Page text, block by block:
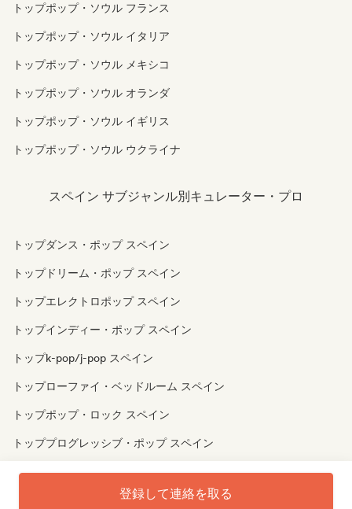
トップポップ・ソウル フランス
トップポップ・ソウル イタリア
トップポップ・ソウル メキシコ
トップポップ・ソウル オランダ
トップポップ・ソウル イギリス
トップポップ・ソウル ウクライナ
スペイン サブジャンル別キュレーター・プロ
トップダンス・ポップ スペイン
トップドリーム・ポップ スペイン
トップエレクトロポップ スペイン
トップインディー・ポップ スペイン
トップk-pop/j-pop スペイン
トップローファイ・ベッドルーム スペイン
トップポップ・ロック スペイン
トッププログレッシブ・ポップ スペイン
トップサイケデリック・ポップ スペイン
トップシンセポップ スペイン登録して連絡を取る